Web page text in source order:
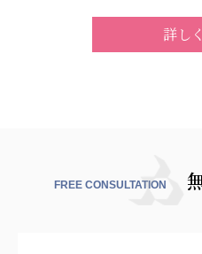
詳し
FREE CONSULTATION